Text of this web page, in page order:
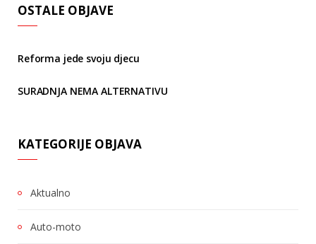
OSTALE OBJAVE
Reforma jede svoju djecu
SURADNJA NEMA ALTERNATIVU
KATEGORIJE OBJAVA
Aktualno
Auto-moto